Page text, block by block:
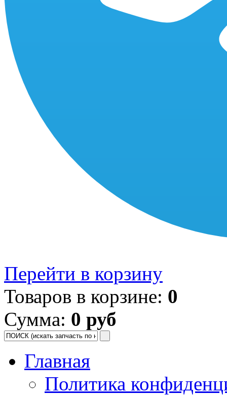
Перейти в корзину
Товаров в корзине: 0
Сумма: 0 руб
Главная
Политика